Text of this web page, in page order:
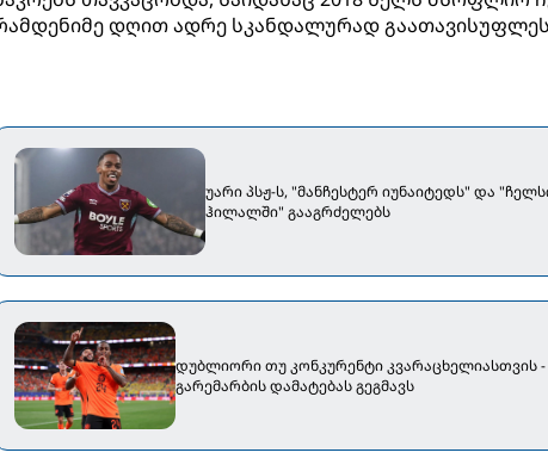
დღით ადრე სკანდალურად
უარი პსჟ-ს, "მანჩესტერ იუნაიტედს" და
ჰილალში" გააგრძელებს
დუბლიორი თუ კონკურენტი კვარაცხელიასთვის
გარემარბის დამატებას გეგმავს